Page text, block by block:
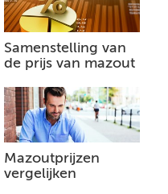
Samenstelling van
de prijs van mazout
Mazoutprijzen
vergelijken